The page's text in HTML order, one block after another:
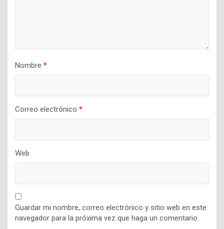
Nombre *
Correo electrónico *
Web
Guardar mi nombre, correo electrónico y sitio web en este
navegador para la próxima vez que haga un comentario.